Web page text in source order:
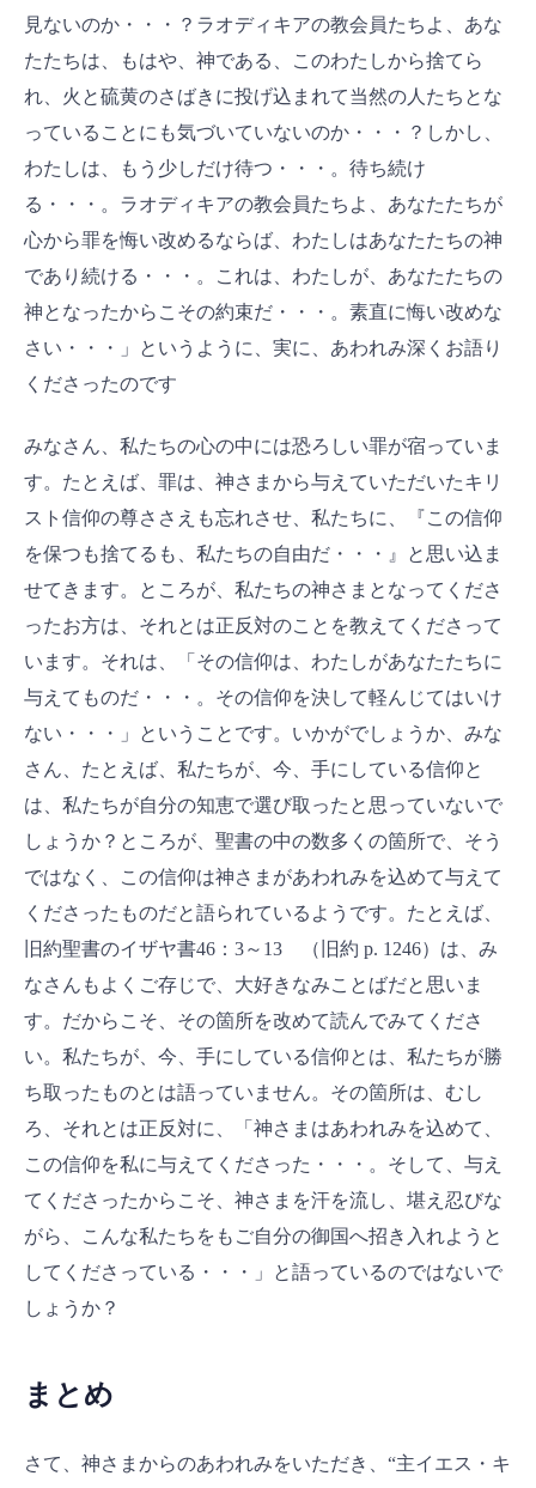
見ないのか・・・？ラオディキアの教会員たちよ、あな
たたちは、もはや、神である、このわたしから捨てら
れ、火と硫黄のさばきに投げ込まれて当然の人たちとな
っていることにも気づいていないのか・・・？しかし、
わたしは、もう少しだけ待つ・・・。待ち続け
る・・・。ラオディキアの教会員たちよ、あなたたちが
心から罪を悔い改めるならば、わたしはあなたたちの神
であり続ける・・・。これは、わたしが、あなたたちの
神となったからこその約束だ・・・。素直に悔い改めな
さい・・・」というように、実に、あわれみ深くお語り
くださったのです
みなさん、私たちの心の中には恐ろしい罪が宿っていま
す。たとえば、罪は、神さまから与えていただいたキリ
スト信仰の尊ささえも忘れさせ、私たちに、『この信仰
を保つも捨てるも、私たちの自由だ・・・』と思い込ま
せてきます。ところが、私たちの神さまとなってくださ
ったお方は、それとは正反対のことを教えてくださって
います。それは、「その信仰は、わたしがあなたたちに
与えてものだ・・・。その信仰を決して軽んじてはいけ
ない・・・」ということです。いかがでしょうか、みな
さん、たとえば、私たちが、今、手にしている信仰と
は、私たちが自分の知恵で選び取ったと思っていないで
しょうか？ところが、聖書の中の数多くの箇所で、そう
ではなく、この信仰は神さまがあわれみを込めて与えて
くださったものだと語られているようです。たとえば、
旧約聖書のイザヤ書46：3～13 （旧約 p. 1246）は、み
なさんもよくご存じで、大好きなみことばだと思いま
す。だからこそ、その箇所を改めて読んでみてくださ
い。私たちが、今、手にしている信仰とは、私たちが勝
ち取ったものとは語っていません。その箇所は、むし
ろ、それとは正反対に、「神さまはあわれみを込めて、
この信仰を私に与えてくださった・・・。そして、与え
てくださったからこそ、神さまを汗を流し、堪え忍びな
がら、こんな私たちをもご自分の御国へ招き入れようと
してくださっている・・・」と語っているのではないで
しょうか？
まとめ
さて、神さまからのあわれみをいただき、“主イエス・キ